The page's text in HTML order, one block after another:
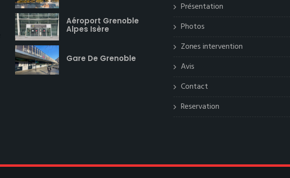
Aéroport Grenoble
Alpes Isère
Gare De Grenoble
Présentation
Photos
Zones intervention
Avis
Contact
Reservation